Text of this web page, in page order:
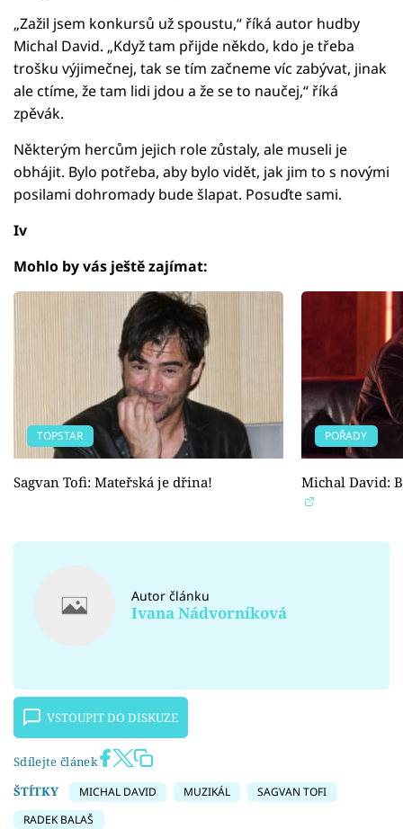
„Zažil jsem konkursů už spoustu,“ říká autor hudby
Michal David. „Když tam přijde někdo, kdo je třeba
trošku výjimečnej, tak se tím začneme víc zabývat, jinak
ale ctíme, že tam lidi jdou a že se to naučej,“ říká
zpěvák.
Některým hercům jejich role zůstaly, ale museli je
obhájit. Bylo potřeba, aby bylo vidět, jak jim to s novými
posilami dohromady bude šlapat. Posuďte sami.
Iv
Mohlo by vás ještě zajímat:
TOPSTAR
Sagvan Tofi: Mateřská je dřina!
POŘADY
Michal David:
Autor článku
Ivana Nádvorníková
VSTOUPIT DO DISKUZE
Sdílejte článek
ŠTÍTKY
MICHAL DAVID MUZIKÁL
SAGVAN TOFI
RADEK BALAŠ